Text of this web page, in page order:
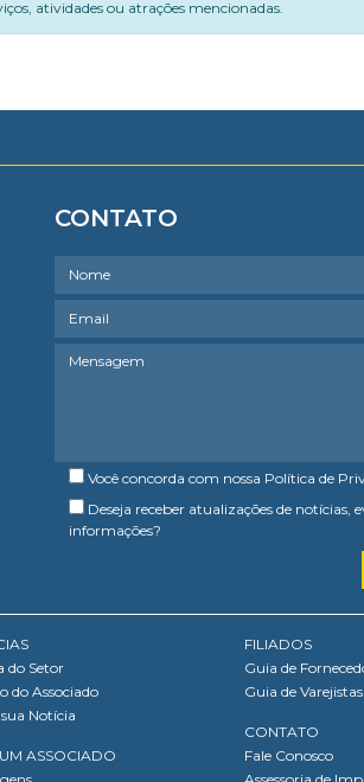
atividades ou atrações mencionadas.
CONTATO
Você concorda com nossa Política de
Deseja receber atualizações de notícias,
informações?
do Setor
do Associado
Notícia
ASSOCIADO
FILIADOS
Guia de
Guia de Varejistas
CONTATO
Fale Conosco